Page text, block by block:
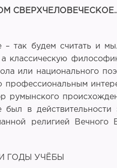
так будем считать и
классическую
или национального
профессиональным
румынского
в действительности
религией
ГОДЫ УЧЁБЫ